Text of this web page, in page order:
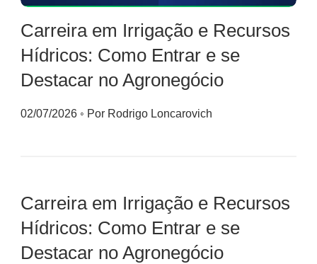
Carreira em Irrigação e Recursos
Hídricos: Como Entrar e se
Destacar no Agronegócio
02/07/2026 ◦ Por Rodrigo Loncarovich
Carreira em Irrigação e Recursos
Hídricos: Como Entrar e se
Destacar no Agronegócio